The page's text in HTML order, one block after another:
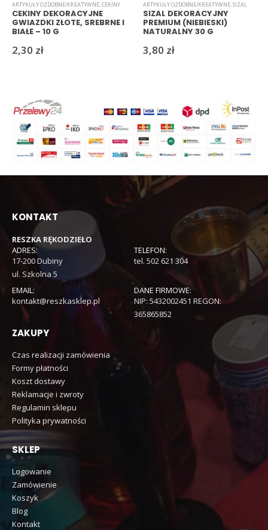
ARTYKUŁY OZDOBNE/KREATYWNE,CEKINY
CEKINY DEKORACYJNE
GWIAZDKI ZŁOTE, SREBRNE I
BIAŁE – 10 G
2,30 zł
ARTYKUŁY OZDOBNE/KREATYWNE,SIZAL
SIZAL DEKORACYJNY
PREMIUM (NIEBIESKI)
NATURALNY 30 G
3,80 zł
KONTAKT
RESZKA RĘKODZIEŁO
ADRES:
17-200 Dubiny
ul. Szkolna 5
TELEFON:
tel. 502 621 304
EMAIL:
kontakt@reszkasklep.pl
DANE FIRMOWE:
NIP: 5432002451 REGON:
365865852
ZAKUPY
Czas realizacji zamówienia
Formy płatności
Koszt dostawy
Reklamacje i zwroty
Regulamin sklepu
Polityka prywatności
SKLEP
Logowanie
Zamówienie
Koszyk
Blog
Kontakt